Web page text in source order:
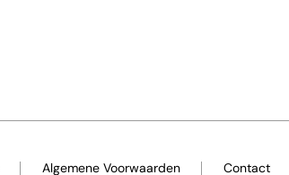
Algemene Voorwaarden Contact